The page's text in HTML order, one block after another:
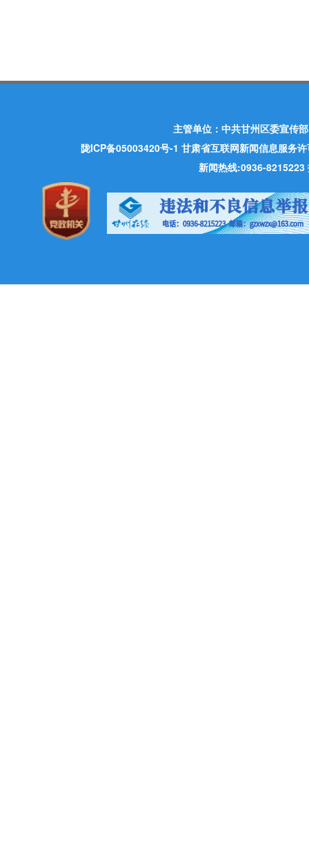
主管单位：中共甘州区委宣传
陇ICP备05003420号-1 甘肃省互联网新闻信息服务
新闻热线:0936-8215223